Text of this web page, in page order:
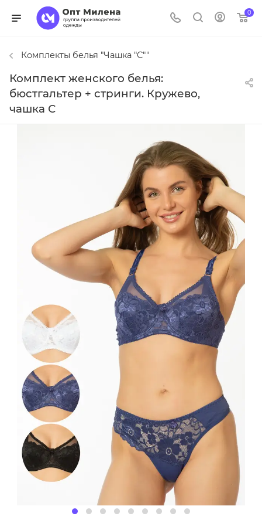
0
Комплекты белья "Чашка "C""
Комплект женского белья:
бюстгальтер + стринги. Кружево,
чашка С